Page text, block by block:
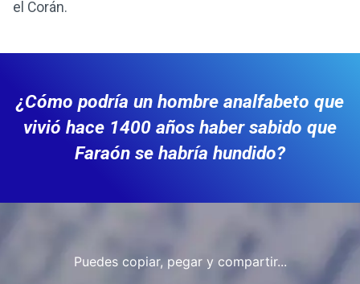
el Corán.
¿Cómo podría un hombre analfabeto que
vivió hace 1400 años haber sabido que
Faraón se habría hundido?
Puedes copiar, pegar y compartir...